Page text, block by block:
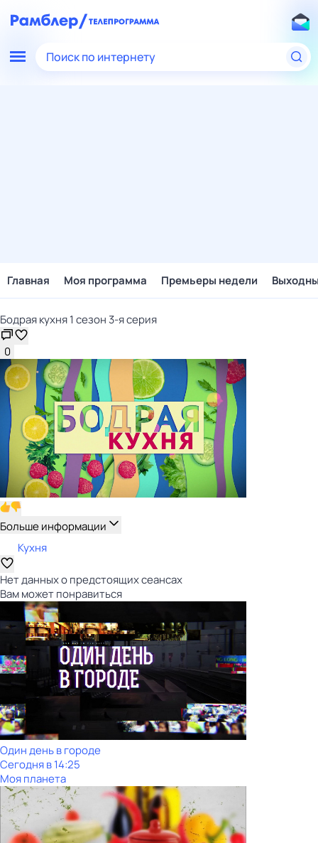
Поиск по интернету
Главная Моя программа Премьеры недели
Бодрая кухня 1 сезон 3-я серия
0
Больше информации
Кухня
Нет данных о предстоящих сеансах
Вам может понравиться
Один день в городе
Сегодня в 14:25
Моя планета